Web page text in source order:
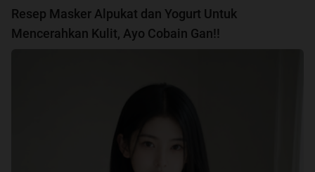
Resep Masker Alpukat dan Yogurt Untuk
Mencerahkan Kulit, Ayo Cobain Gan!!